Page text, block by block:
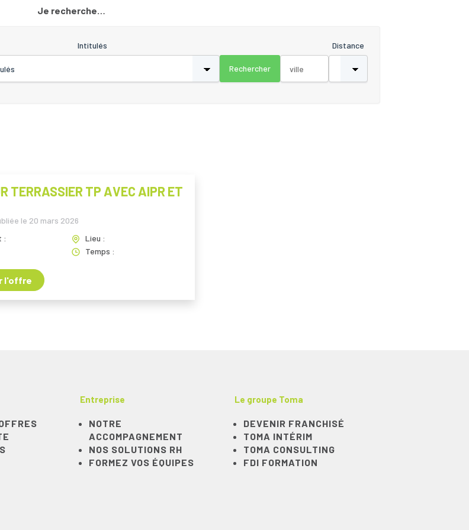
Je recherche…
Distance
Intitulés
TERRASSIER TP AVEC AIPR ET
le 20 mars 2026
:
Lieu :
Temps :
l'offre
Entreprise
NOTRE
ACCOMPAGNEMENT
NOS SOLUTIONS RH
FORMEZ VOS ÉQUIPES
Le groupe Toma
DEVENIR FRANCHISÉ
TOMA INTÉRIM
TOMA CONSULTING
FDI FORMATION